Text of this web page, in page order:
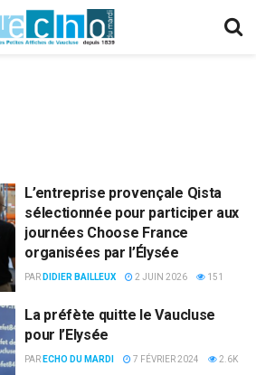
L’entreprise provençale Qista
sélectionnée pour participer aux
journées Choose France
organisées par l’Élysée
PAR DIDIER BAILLEUX 2 JUIN 2026 151
La préfète quitte le Vaucluse
pour l’Elysée
PAR ECHO DU MARDI 7 FÉVRIER 2024 2.6K